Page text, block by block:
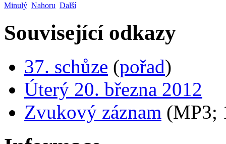
Minulý Nahoru Další
Související odkazy
37. schůze (pořad)
Úterý 20. března 2012
Zvukový záznam (MP3;